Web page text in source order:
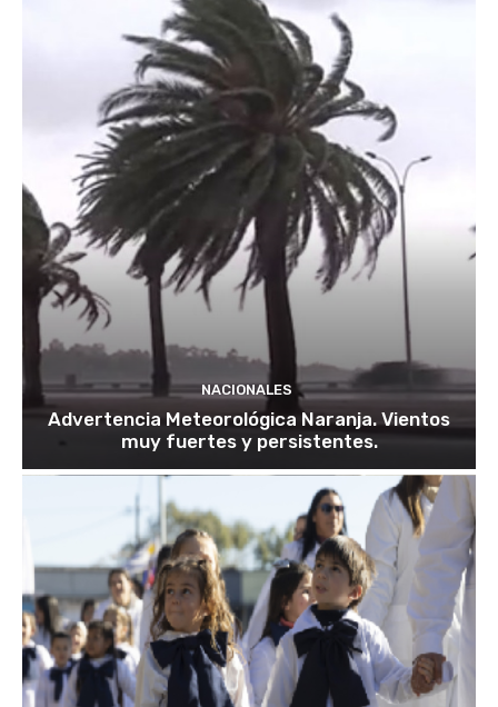
NACIONALES
Advertencia Meteorológica Naranja. Vientos
muy fuertes y persistentes.